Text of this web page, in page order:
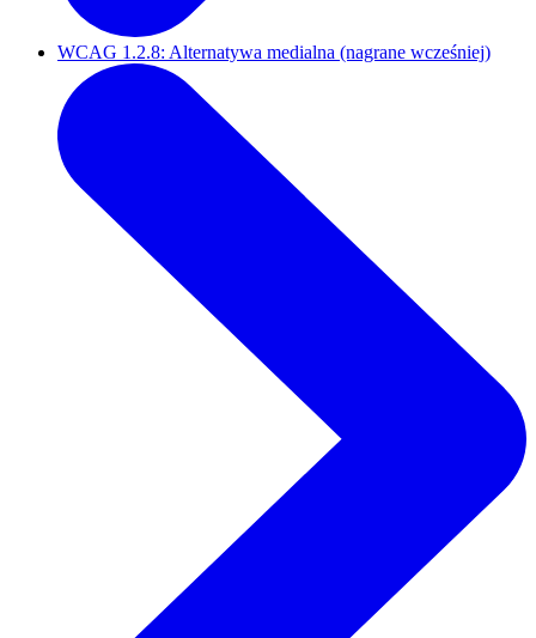
WCAG 1.2.8: Alternatywa medialna (nagrane wcześniej)